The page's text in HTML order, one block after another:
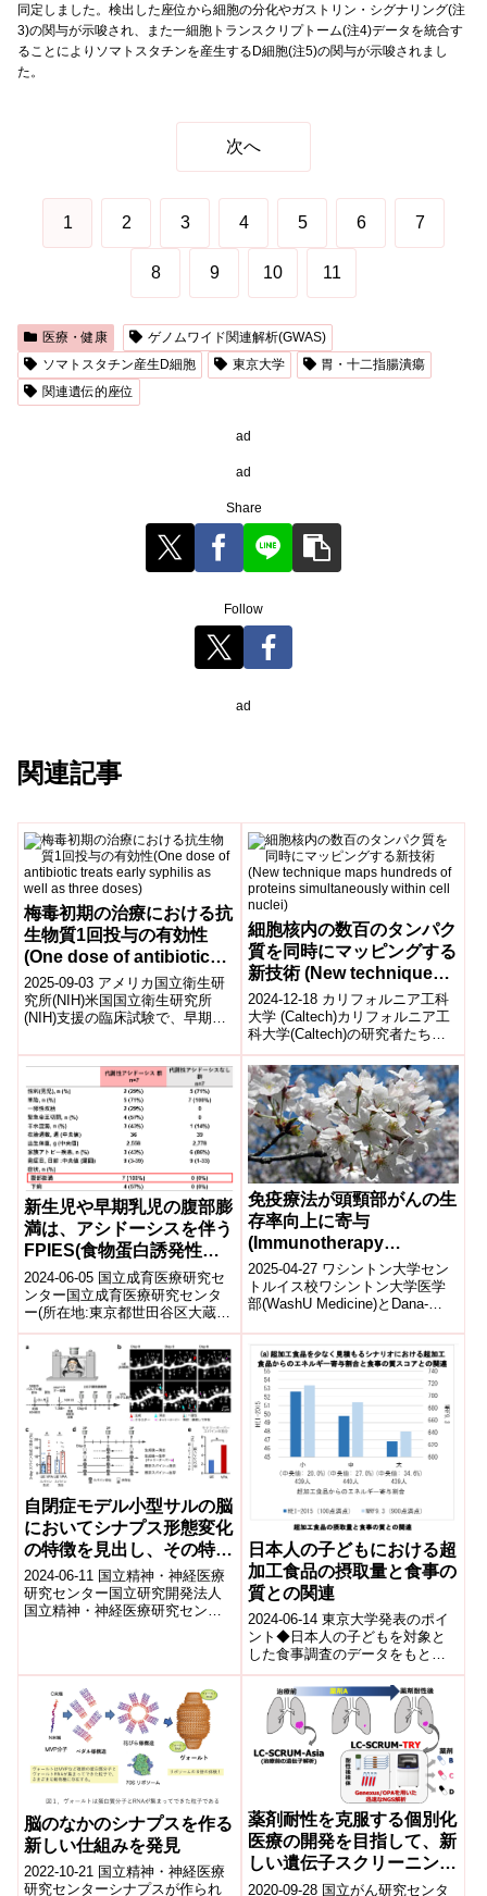
同定しました。検出した座位から細胞の分化やガストリン・シグナリング(注
3)の関与が示唆され、また一細胞トランスクリプトーム(注4)データを統合す
ることによりソマトスタチンを産生するD細胞(注5)の関与が示唆されまし
た。
次へ
1 2 3 4 5 6 7
8 9 10 11
医療・健康
ゲノムワイド関連解析(GWAS)
ソマトスタチン産生D細胞
東京大学
胃・十二指腸潰瘍
関連遺伝的座位
ad
ad
Share
Follow
ad
関連記事
梅毒初期の治療における抗
生物質1回投与の有効性
(One dose of antibiotic
treats early syphilis as
well as three doses)
2025-09-03 アメリカ国立衛生研
究所(NIH)米国国立衛生研究所
(NIH)支援の臨床試験で、早期梅
ペニシリンG(BPG)の治...
細胞核内の数百のタンパク
質を同時にマッピングする
新技術 (New technique
maps hundreds of
proteins simultaneously
within cell nuclei)
2024-12-18 カリフォルニア工科
大学 (Caltech)カリフォルニア工
科大学(Caltech)の研究者たち
は、新たな技術を開発し、細胞
核内の数百種類の...
新生児や早期乳児の腹部膨
満は、アシドーシスを伴う
FPIES(食物蛋白誘発性胃
腸炎)の特徴であることが
明らかに
2024-06-05 国立成育医療研究セ
ンター国立成育医療研究センタ
ー(所在地:東京都世田谷区大蔵、
理事長:五十嵐隆)アレルギーセン
ターの濱口冴香医師、好酸球
免疫療法が頭頸部がんの生
存率向上に寄与
(Immunotherapy
improves survival of
patients with locally
advanced head and neck
cancer)
2025-04-27 ワシントン大学セン
トルイス校ワシントン大学医学
部(WashU Medicine)とDana-
自閉症モデル小型サルの脳
においてシナプス形態変化
の特徴を見出し、その特徴
がオキシトシンというホル
モンの投与で緩和すること
を発見～自閉症におけるシ
2024-06-11 国立精神・神経医療
研究センター国立研究開発法人
国立精神・神経医療研究センタ
日本人の子どもにおける超
加工食品の摂取量と食事の
質との関連
2024-06-14 東京大学発表のポイ
ント◆日本人の子どもを対象と
した食事調査のデータをもと
に、超加工食品の摂取量と食事
の質との関連を調査しました。
◆超加工食...
脳のなかのシナプスを作る
新しい仕組みを発見
2022-10-21 国立精神・神経医療
研究センターシナプスが作られ
薬剤耐性を克服する個別化
医療の開発を目指して、新
しい遺伝子スクリーニング
研究「LC-SCRUM-TRY」
2020-09-28 国立がん研究センタ